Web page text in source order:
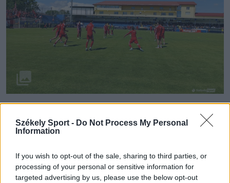
Székely Sport - Do Not Process My Personal
Information
If you wish to opt-out of the sale, sharing to third parties, or
processing of your personal or sensitive information for
targeted advertising by us, please use the below opt-out
Fotó: Székely Sport
Vasárnap 16 órától három találkozót rendeznek a
kilencedik fordulójában. Ezek eldöntik, hogy a Gloria
Buzău mellett ki búcsúzik az élvonaltól, illetve mely